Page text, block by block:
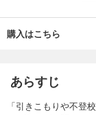
購入はこちら
あらすじ
「引きこもりや不登